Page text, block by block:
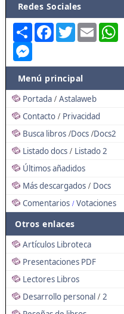
Redes Sociales
Share FacebookTwitterEmail
Menú principal
Portada / Astalaweb
Contacto / Privacidad
Busca libros /Docs /Docs2
Listado docs / Listado 2
Últimos añadidos
Más descargados / Docs
Comentarios / Votaciones
Otros enlaces
Artículos Libroteca
Presentaciones PDF
Lectores Libros
Desarrollo personal / 2